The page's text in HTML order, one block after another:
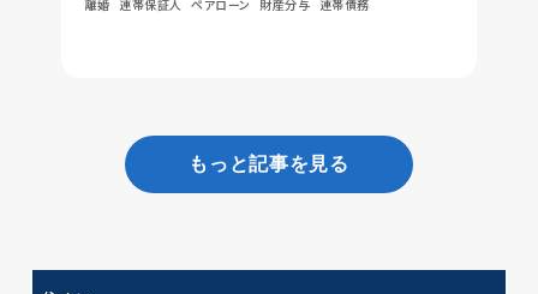
離婚 連帯保証人 ペアローン 財産分与 連帯債務
もっと記事を見る